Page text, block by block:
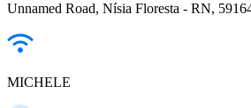
Unnamed Road, Nísia Floresta - RN,
MICHELE